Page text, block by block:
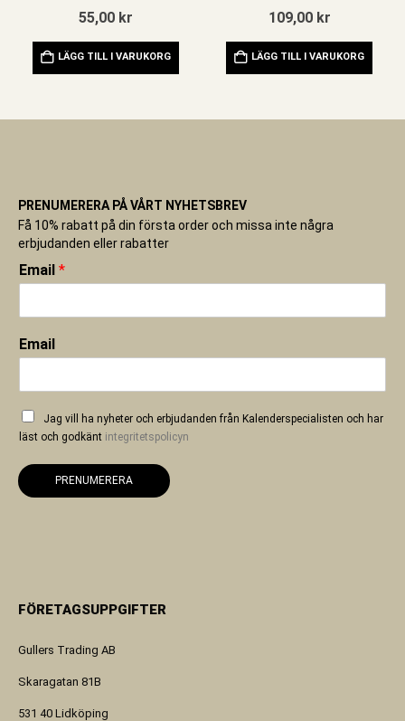
55,00 kr
LÄGG TILL I VARUKORG
109,00 kr
LÄGG TILL I VARUKORG
PRENUMERERA PÅ VÅRT NYHETSBREV
Få 10% rabatt på din första order och missa inte några
erbjudanden eller rabatter
Email *
Email
Jag vill ha nyheter och erbjudanden från Kalenderspecialisten och har
läst och godkänt integritetspolicyn
PRENUMERERA
FÖRETAGSUPPGIFTER
Gullers Trading AB
Skaragatan 81B
531 40 Lidköping